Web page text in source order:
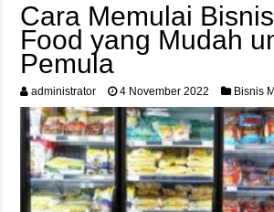
Cara Memulai
Food yang Mudah
Pemula
administrator 4 November 2022 Bisnis